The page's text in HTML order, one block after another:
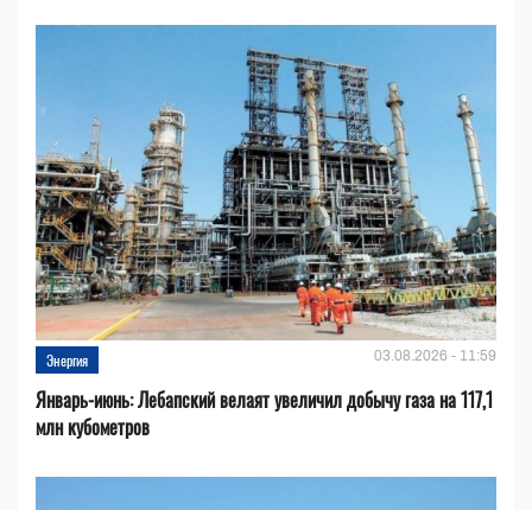
Энергия 03.08.2026 - 11:59
Январь-июнь: Лебапский велаят увеличил добычу газа на 117,1
млн кубометров